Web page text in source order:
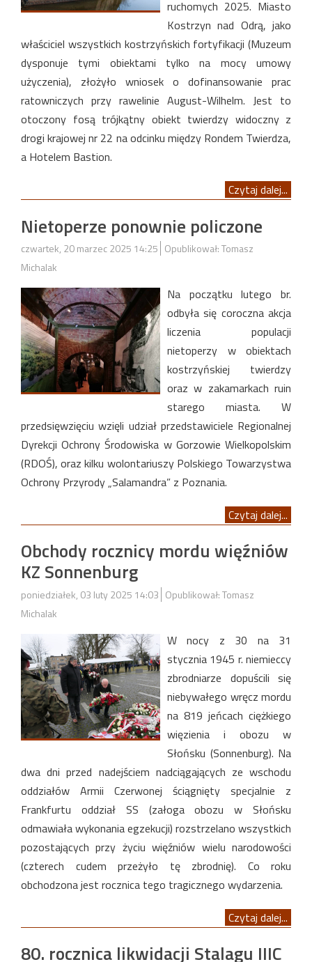
ruchomych 2025. Miasto
Kostrzyn nad Odrą, jako
właściciel wszystkich kostrzyńskich fortyfikacji (Muzeum
dysponuje tymi obiektami tylko na mocy umowy
użyczenia), złożyło wniosek o dofinansowanie prac
ratowniczych przy rawelinie August-Wilhelm. Jest to
otoczony fosą trójkątny obiekt twierdzy widoczny z
drogi krajowej nr 22 na odcinku między Rondem Twierdza,
a Hotelem Bastion.
Czytaj dalej...
Nietoperze ponownie policzone
czwartek, 20 marzec 2025 14:25 Opublikował: Tomasz
Michalak
Na początku lutego br.
odbyła się coroczna akcja
liczenia populacji
nietoperzy w obiektach
kostrzyńskiej twierdzy
oraz w zakamarkach ruin
starego miasta. W
przedsięwzięciu wzięli udział przedstawiciele Regionalnej
Dyrekcji Ochrony Środowiska w Gorzowie Wielkopolskim
(RDOŚ), oraz kilku wolontariuszy Polskiego Towarzystwa
Ochrony Przyrody „Salamandra” z Poznania.
Czytaj dalej...
Obchody rocznicy mordu więźniów
KZ Sonnenburg
poniedziałek, 03 luty 2025 14:03 Opublikował: Tomasz
Michalak
W nocy z 30 na 31
stycznia 1945 r. niemieccy
zbrodniarze dopuścili się
niebywałego wręcz mordu
na 819 jeńcach ciężkiego
więzienia i obozu w
Słońsku (Sonnenburg). Na
dwa dni przed nadejściem nadciągających ze wschodu
oddziałów Armii Czerwonej ściągnięty specjalnie z
Frankfurtu oddział SS (załoga obozu w Słońsku
odmawiała wykonania egzekucji) rozstrzelano wszystkich
pozostających przy życiu więźniów wielu narodowości
(czterech cudem przeżyło tę zbrodnię). Co roku
obchodzona jest rocznica tego tragicznego wydarzenia.
Czytaj dalej...
80. rocznica likwidacji Stalagu IIIC